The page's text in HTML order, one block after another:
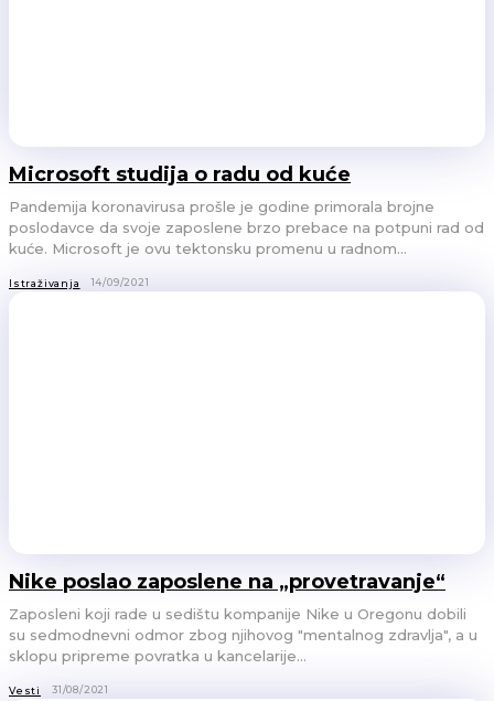
Microsoft studija o radu od kuće
Pandemija koronavirusa prošle je godine primorala brojne
poslodavce da svoje zaposlene brzo prebace na potpuni rad od
kuće. Microsoft je ovu tektonsku promenu u radnom...
Istraživanja 14/09/2021
Nike poslao zaposlene na „provetravanje“
Zaposleni koji rade u sedištu kompanije Nike u Oregonu dobili
su sedmodnevni odmor zbog njihovog "mentalnog zdravlja", a u
sklopu pripreme povratka u kancelarije...
Vesti 31/08/2021